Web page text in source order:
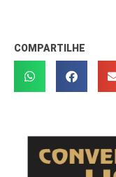
COMPARTILHE